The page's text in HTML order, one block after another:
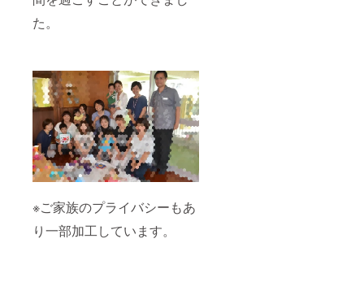
た。
※ご家族のプライバシーもあ
り一部加工しています。